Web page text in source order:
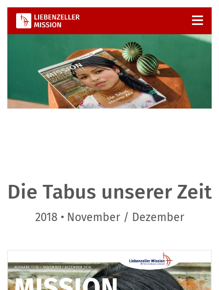
Zum
Inhalt
springen
Die Tabus unserer Zeit
2018 • November / Dezember